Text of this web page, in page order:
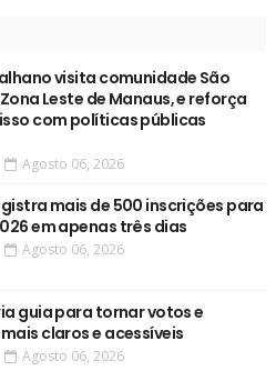
visita comunidade São
Leste de Manaus, e reforça
com políticas públicas
Agosto 06, 2026
mais de 500 inscrições para
em apenas três dias
Agosto 06, 2026
guia para tornar votos e
claros e acessíveis
Agosto 06, 2026